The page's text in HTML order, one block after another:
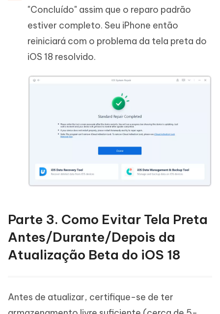
"Concluído" assim que o reparo padrão
estiver completo. Seu iPhone então
reiniciará com o problema da tela preta do
iOS 18 resolvido.
Parte 3. Como Evitar Tela Preta
Antes/Durante/Depois da
Atualização Beta do iOS 18
Antes de atualizar, certifique-se de ter